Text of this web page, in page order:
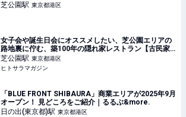
芝公園駅 東京都港区
女子会や誕生日会にオススメしたい、芝公園エリアの
路地裏に佇む、築100年の隠れ家レストラン【古民家
商店 SPAJIO】｜東京 │ ヒトサラマガジン
芝公園駅 東京都港区
ヒトサラマガジン
「BLUE FRONT SHIBAURA」商業エリアが2025年9月
オープン！ 見どころをご紹介｜るるぶ&more.
日の出(東京都)駅 東京都港区